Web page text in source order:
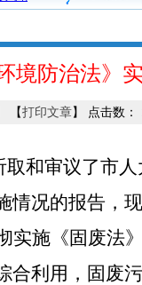
境防治法》
【打印文章】 点击数：
和审议了市
情况的报告，
实施《固废法
利用，固废